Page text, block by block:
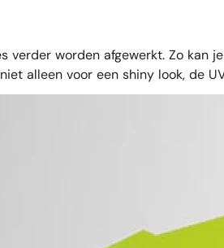
verder worden afgewerkt. Zo kan
alleen voor een shiny look, de